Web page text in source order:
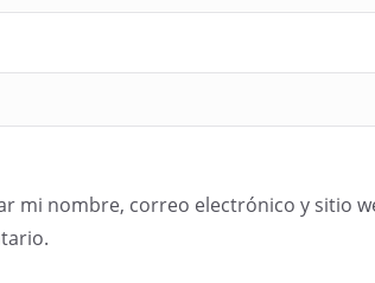
mi nombre, correo electrónico y sitio